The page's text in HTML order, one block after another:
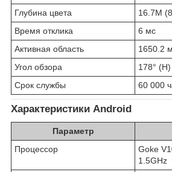
Глубина цвета
16.7M
Время отклика
6 мс
Активная область
1650.2
Угол обзора
178°
Срок службы
60 000
Характеристики Android
Параметр
Процессор
Goke
1.5GHz